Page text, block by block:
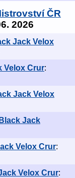
ČR
2026
Jack Velox
Velox Crur:
Jack Velox
Jack
Velox Crur:
Velox Crur: